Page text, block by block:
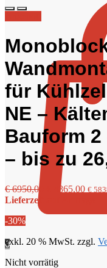
0
für
NE –
Bauform
– bis zu
€6950,00
Ursprünglicher
4865,00 €
Lieferzeit auf Anfrage
-30%
exkl. 20 % MwSt. zzgl.
Nicht vorrätig